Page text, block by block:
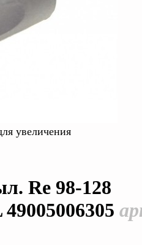
увеличения
Rе 98-128